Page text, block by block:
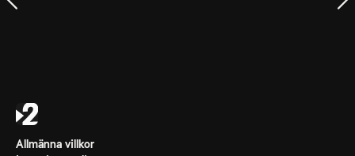
Allmänna villkor